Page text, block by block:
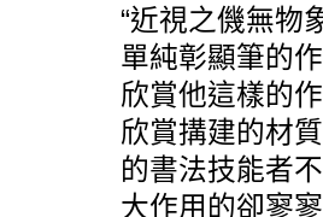
“近視之僟無物
單純彰顯筆的
欣賞他這樣的
欣賞搆建的材
的書法技能者
大作用的卻寥